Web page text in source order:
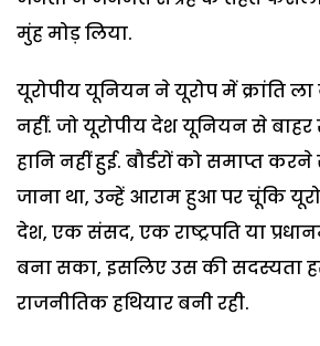
मुंह मोड़ लिया.
यूरोपीय यूनियन ने यूरोप में क्रांति
नहीं. जो यूरोपीय देश यूनियन से बाहर
हानि नहीं हुई. बौर्डरों को समाप्त
जाना था, उन्हें आराम हुआ पर चूंकि
देश, एक संसद, एक राष्ट्रपति या
बना सका, इसलिए उस की सदस्यता
राजनीतिक हथियार बनी रही.